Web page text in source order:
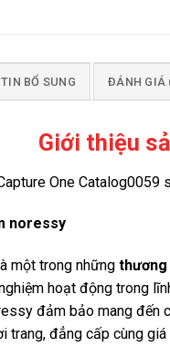
BỔ SUNG ĐÁNH GIÁ
Giới thiệu
noressy
là một trong những thương
hoạt động trong
đảm bảo mang đến
trang, đẳng cấp cùng